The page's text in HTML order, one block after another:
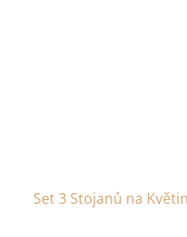
Set 3 Stojanů na